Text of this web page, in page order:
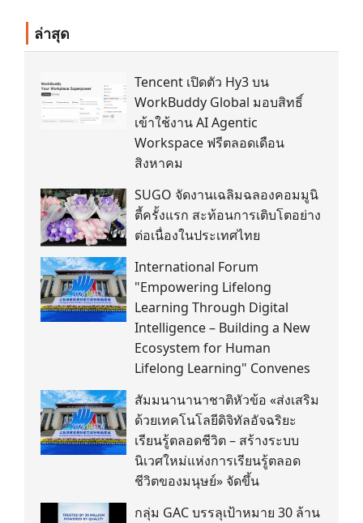
ล่าสุด
Tencent เปิดตัว Hy3 บน
WorkBuddy Global มอบสิทธิ์
เข้าใช้งาน AI Agentic
Workspace ฟรีตลอดเดือน
สิงหาคม
SUGO จัดงานเฉลิมฉลองคอมมูนิ
ตี้ครั้งแรก สะท้อนการเติบโตอย่าง
ต่อเนื่องในประเทศไทย
International Forum
"Empowering Lifelong
Learning Through Digital
Intelligence – Building a New
Ecosystem for Human
Lifelong Learning" Convenes
สัมมนานานาชาติหัวข้อ «ส่งเสริม
ด้วยเทคโนโลยีดิจิทัลอัจฉริยะ
เรียนรู้ตลอดชีวิต – สร้างระบบ
นิเวศใหม่แห่งการเรียนรู้ตลอด
ชีวิตของมนุษย์» จัดขึ้น
กลุ่ม GAC บรรลุเป้าหมาย 30 ล้าน